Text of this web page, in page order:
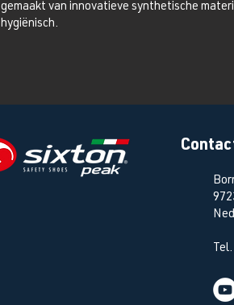
gemaakt van innovatieve synthetische
hygiënisch.